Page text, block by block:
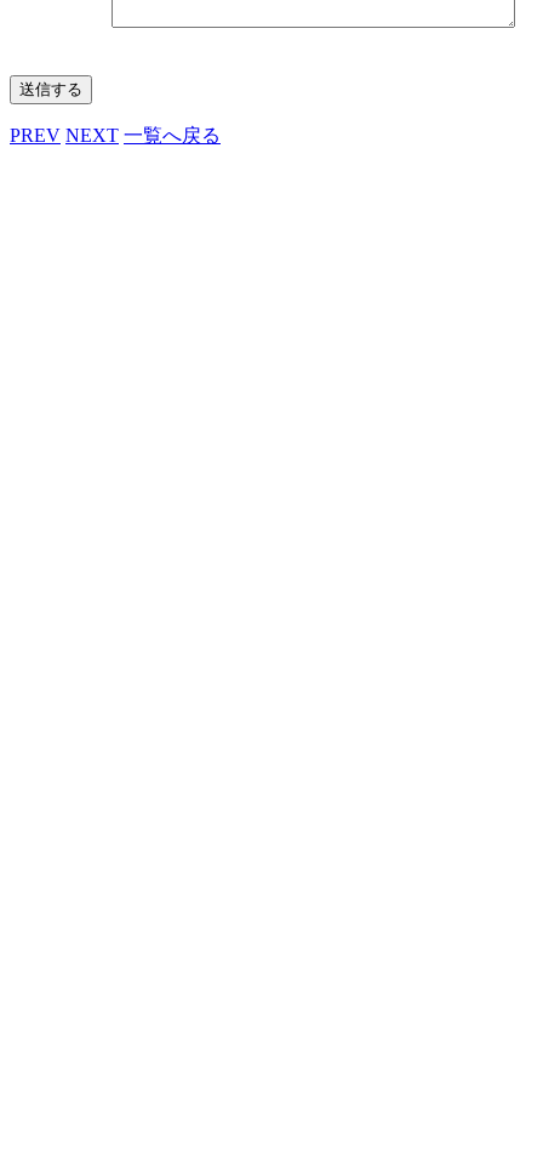
PREV NEXT 一覧へ戻る